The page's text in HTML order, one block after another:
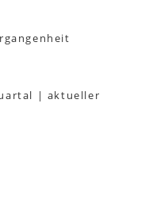
| aktueller